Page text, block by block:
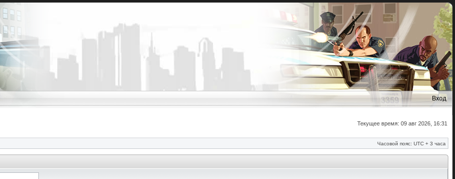
Вход
Текущее время: 09 авг 2026, 16:31
Часовой пояс: UTC + 3 часа